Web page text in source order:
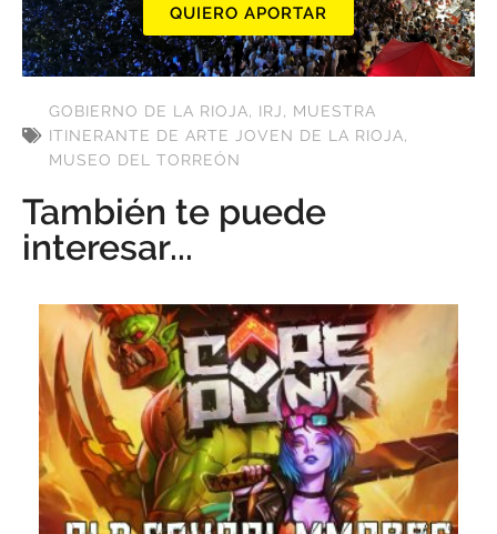
QUIERO APORTAR
GOBIERNO DE LA RIOJA, IRJ, MUESTRA
ITINERANTE DE ARTE JOVEN DE LA RIOJA,
MUSEO DEL TORREÓN
También te puede
interesar...